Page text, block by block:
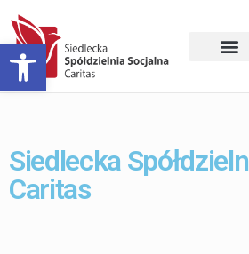
Otwórz pasek
Siedlecka
Caritas